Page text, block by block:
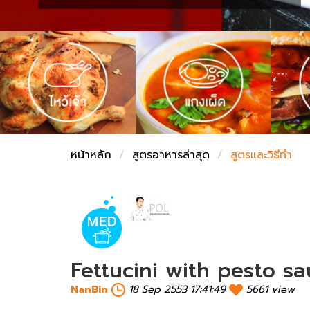
ชั่งตวงเนย
หน้าหลัก สูตรอาหารล่าสุด สูตรและวิธีทำ
Fettucini with pesto
NanBin 18 Sep 2553 17:41:49 5661 view